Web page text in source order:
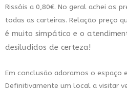
Rissóis a 0,80€. No geral achei os
todas as carteiras. Relação preço
é muito simpático e o
desiludidos de certeza!
Em conclusão adoramos o espaço
Definitivamente um local a visitar